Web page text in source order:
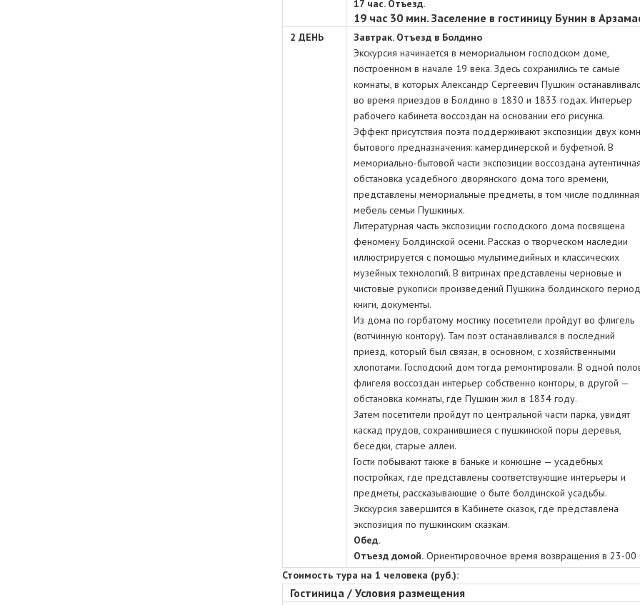
17 час. Отъезд.
19 час 30 мин. Заселение в гостиницу Бунин в
2 ДЕНЬ
Завтрак. Отъезд в Болдино
Экскурсия начинается в мемориальном господском доме,
построенном в начале 19 века. Здесь сохранились те самые
комнаты, в которых Александр Сергеевич Пушкин
во время приездов в Болдино в 1830 и 1833 годах. Интерьер
рабочего кабинета воссоздан на основании его рисунка.
Эффект присутствия поэта поддерживают экспозиции двух
бытового предназначения: камердинерской и буфетной. В
мемориально-бытовой части экспозиции воссоздана аутентичная
обстановка усадебного дворянского дома того времени,
представлены мемориальные предметы, в том числе подлинная
мебель семьи Пушкиных.
Литературная часть экспозиции господского дома посвящена
феномену Болдинской осени. Рассказ о творческом наследии
иллюстрируется с помощью мультимедийных и классических
музейных технологий. В витринах представлены черновые и
чистовые рукописи произведений Пушкина болдинского
книги, документы.
Из дома по горбатому мостику посетители пройдут во флигель
(вотчинную контору). Там поэт останавливался в последний
приезд, который был связан, в основном, с хозяйственными
хлопотами. Господский дом тогда ремонтировали. В одной
флигеля воссоздан интерьер собственно конторы, в другой —
обстановка комнаты, где Пушкин жил в 1834 году.
Затем посетители пройдут по центральной части парка, увидят
каскад прудов, сохранившиеся с пушкинской поры деревья,
беседки, старые аллеи.
Гости побывают также в баньке и конюшне — усадебных
постройках, где представлены соответствующие интерьеры и
предметы, рассказывающие о быте болдинской усадьбы.
Экскурсия завершится в Кабинете сказок, где представлена
экспозиция по пушкинским сказкам.
Обед.
Отъезд домой.Ориентировочное время возвращения в 23-00
Стоимость тура на 1 человека (руб.):
Гостиница / Условия размещения